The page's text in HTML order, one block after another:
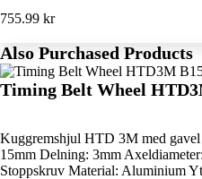
755.99 kr
Also Purchased Products
Timing Belt Wheel
Kuggremshjul HTD 3M med
15mm Delning: 3mm
Stoppskruv Material: Aluminium